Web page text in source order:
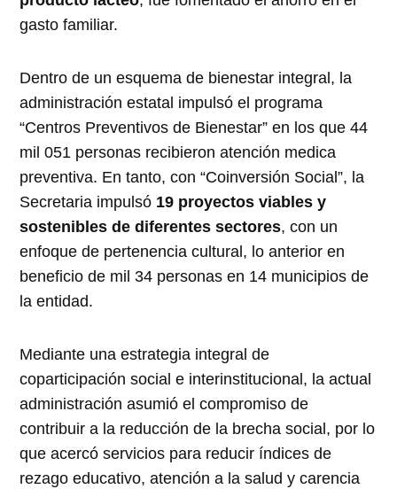
gasto familiar.
Dentro de un esquema de bienestar integral, la
administración estatal impulsó el programa
“Centros Preventivos de Bienestar” en los que 44
mil 051 personas recibieron atención medica
preventiva. En tanto, con “Coinversión Social”, la
Secretaria impulsó 19 proyectos viables y
sostenibles de diferentes sectores, con un
enfoque de pertenencia cultural, lo anterior en
beneficio de mil 34 personas en 14 municipios de
la entidad.
Mediante una estrategia integral de
coparticipación social e interinstitucional, la actual
administración asumió el compromiso de
contribuir a la reducción de la brecha social, por lo
que acercó servicios para reducir índices de
rezago educativo, atención a la salud y carencia